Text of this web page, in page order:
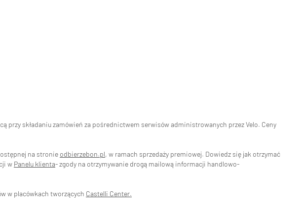
składaniu zamówień za pośrednictwem serwisów administrowanych przez Velo. Ceny
na stronie odbierzebon.pl, w ramach sprzedaży premiowej. Dowiedz się jak otrzymać
w Panelu klienta- zgody na otrzymywanie drogą mailową informacji handlowo-
w placówkach tworzących Castelli Center.